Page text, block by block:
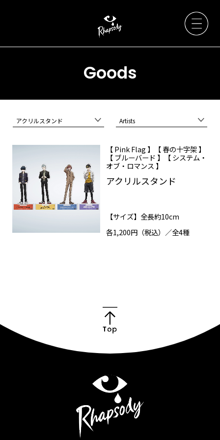
Artists
News
Live / Event
Discography
Goods
Goods
アクリルスタンド Artists
【 Pink Flag 】【 春の十字架 】
【 ブルーバード 】【 システム・
オブ・ロマンス 】
アクリルスタンド
【サイズ】全長約10cm
各1,200円（税込）／全4種